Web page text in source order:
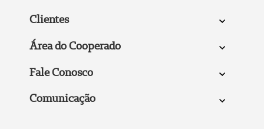
Clientes
Área do Cooperado
Fale Conosco
Comunicação